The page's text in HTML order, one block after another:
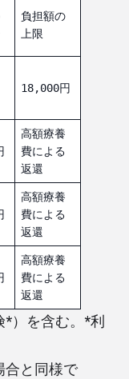
負担額の
上限
18,000円
高額療養
費による
返還
高額療養
費による
返還
高額療養
費による
返還
*）を含む。*利
合と同様で